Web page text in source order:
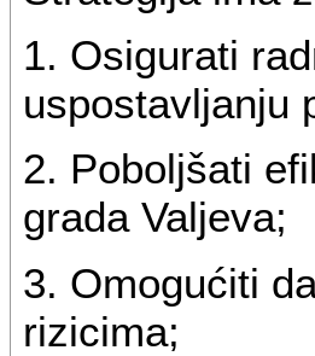
1. Osigurati
uspostavljanju
2. Poboljšati
grada Valjeva;
3. Omogućiti
rizicima;